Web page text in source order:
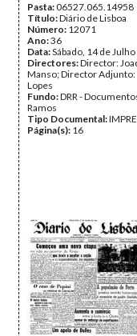
Pasta:06527.065.14958
Título:Diário de Lisboa
Número: 12071
Ano:36
Data:Sábado, 14 de
Directores:Director:
Manso; Director
Lopes
Fundo:DRR -
Ramos
Tipo Documental:
Página(s): 16